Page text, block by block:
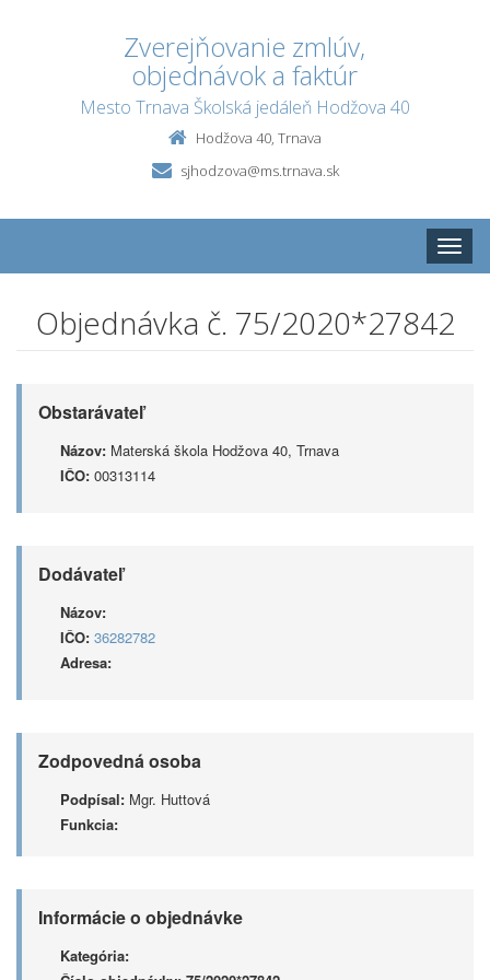
Zverejňovanie zmlúv,
objednávok a faktúr
Mesto Trnava Školská jedáleň Hodžova 40
Hodžova 40, Trnava
sjhodzova@ms.trnava.sk
Toggle
Objednávka č. 75/2020*27842
Obstarávateľ
Názov: Materská škola Hodžova 40, Trnava
IČO: 00313114
Dodávateľ
Názov:
IČO: 36282782
Adresa:
Zodpovedná osoba
Podpísal: Mgr. Huttová
Funkcia:
Informácie o objednávke
Kategória: